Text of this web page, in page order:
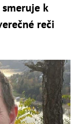
k
reči